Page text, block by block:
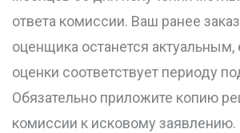
ответа комиссии. Ваш ранее
оценщика останется актуальным,
оценки соответствует периоду
Обязательно приложите копию
комиссии к исковому заявлению.